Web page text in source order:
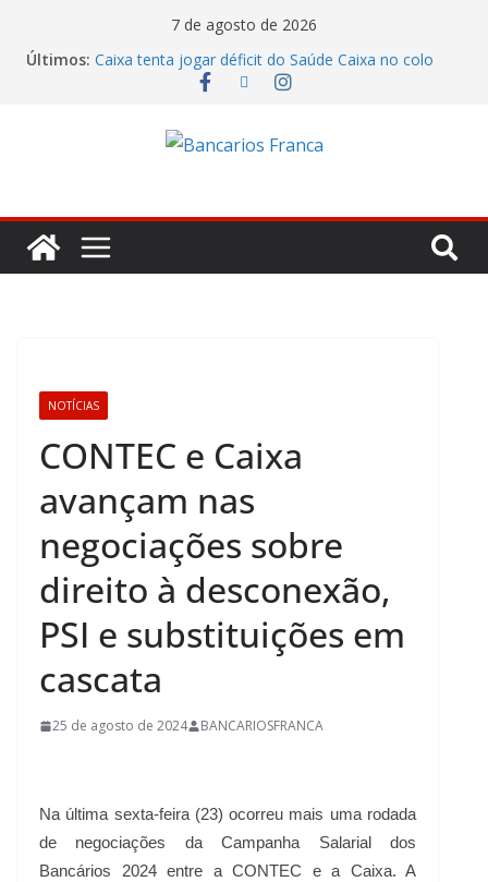
7 de agosto de 2026
Últimos: Caixa tenta jogar déficit do Saúde Caixa no colo
dos empregados e enfrenta rejeição na mesa
7,05 bilhões no segundo trimestre
Itaú atende cobrança da CONTEC e garante
de R$ 275 milhões
Banco do Brasil trava debate econômico e
condiciona avanços à decisão da Fenaban
NOTÍCIAS
CONTEC e Caixa
avançam nas
negociações sobre
direito à desconexão,
PSI e substituições em
cascata
25 de agosto de 2024 BANCARIOSFRANCA
Na última sexta-feira (23) ocorreu mais uma rodada
de negociações da Campanha Salarial dos
Bancários 2024 entre a CONTEC e a Caixa. A